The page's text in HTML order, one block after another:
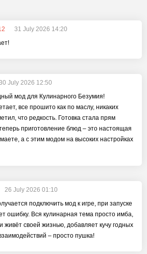
31 July 2026 14:20
July 2026 12:50
мод для Кулинарного Безумия!
все прошито как по маслу, никаких
что редкость. Готовка стала прям
приготовление блюд – это настоящая
а с этим модом на высоких настройках
26 July 2026 01:10
подключить мод к игре, при запуске
ошибку. Вся кулинарная тема просто имба,
живёт своей жизнью, добавляет кучу годных
– просто пушка!